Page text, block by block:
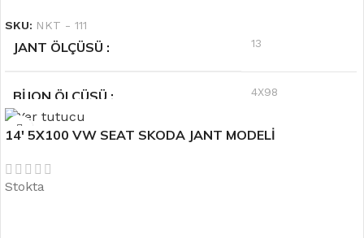
SKU: NKT - 111
JANT ÖLÇÜSÜ 13
BIJON ÖLÇÜSÜ 4X98
RENK Gümüş
OFSET
14′ 5X100 VW SEAT SKODA JANT MODELİ
Stokta